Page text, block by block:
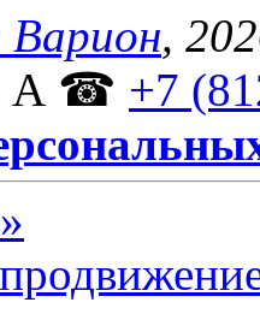
Варион,
А ☎ +7